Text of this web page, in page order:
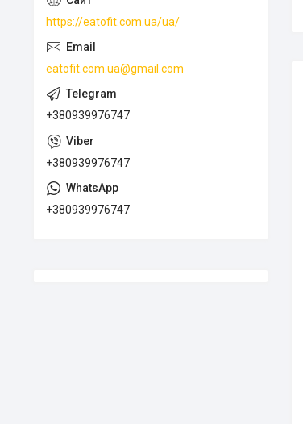
https://eatofit.com.ua/ua/
eatofit.com.ua@gmail.com
+380939976747
+380939976747
+380939976747